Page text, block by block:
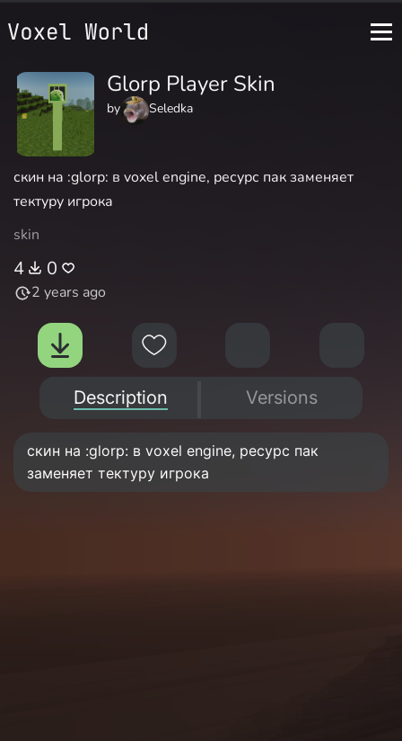
Glorp Player Skin
by Seledka
скин на :glorp: в voxel engine, ресурс пак заменяет
тектуру игрока
skin
4 0
2 years ago
Description Versions
скин на :glorp: в voxel engine, ресурс пак
заменяет тектуру игрока